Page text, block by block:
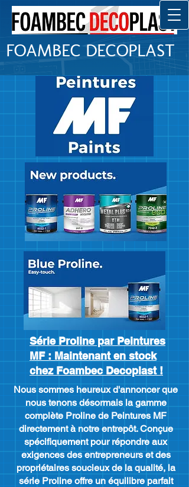
FOAMBEC DECOPLAST
Série Proline par Peintures
MF : Maintenant en stock
chez Foambec Decoplast !
Nous sommes heureux d'annoncer que
nous tenons désormais la gamme
complète Proline de Peintures MF
directement à notre entrepôt. Conçue
spécifiquement pour répondre aux
exigences des entrepreneurs et des
propriétaires soucieux de la qualité, la
série Proline offre un équilibre parfait